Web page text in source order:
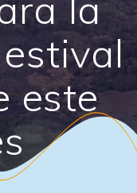
este